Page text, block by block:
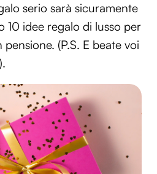
serio sarà sicuramente
10 idee regalo di lusso per
(P.S. E beate voi